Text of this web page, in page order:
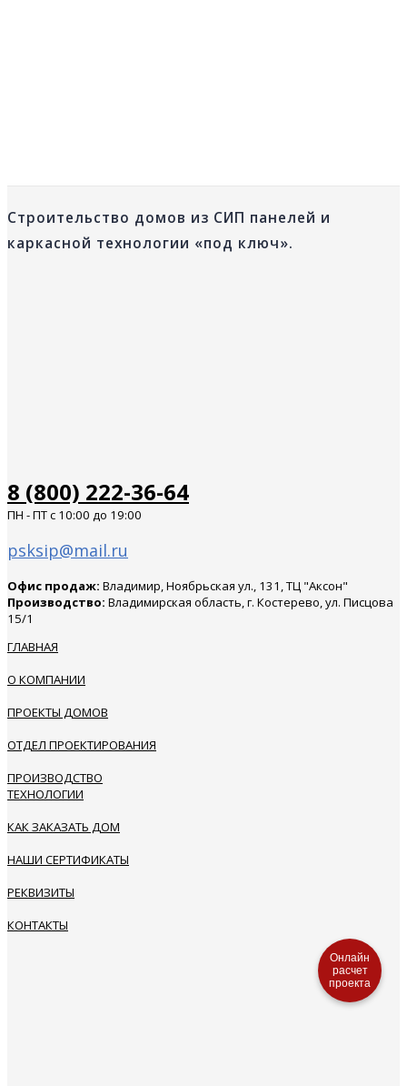
Строительство домов из СИП панелей и
каркасной технологии «под ключ».
8 (800) 222-36-64
ПН - ПТ с 10:00 до 19:00
psksip@mail.ru
Офис продаж: Владимир, Ноябрьская ул., 131, ТЦ "Аксон"
Производство: Владимирская область, г. Костерево, ул. Писцова
15/1
ГЛАВНАЯ
О КОМПАНИИ
ПРОЕКТЫ ДОМОВ
ОТДЕЛ ПРОЕКТИРОВАНИЯ
ПРОИЗВОДСТВО
ТЕХНОЛОГИИ
КАК ЗАКАЗАТЬ ДОМ
НАШИ СЕРТИФИКАТЫ
РЕКВИЗИТЫ
КОНТАКТЫ
Онлайн
расчет
проекта